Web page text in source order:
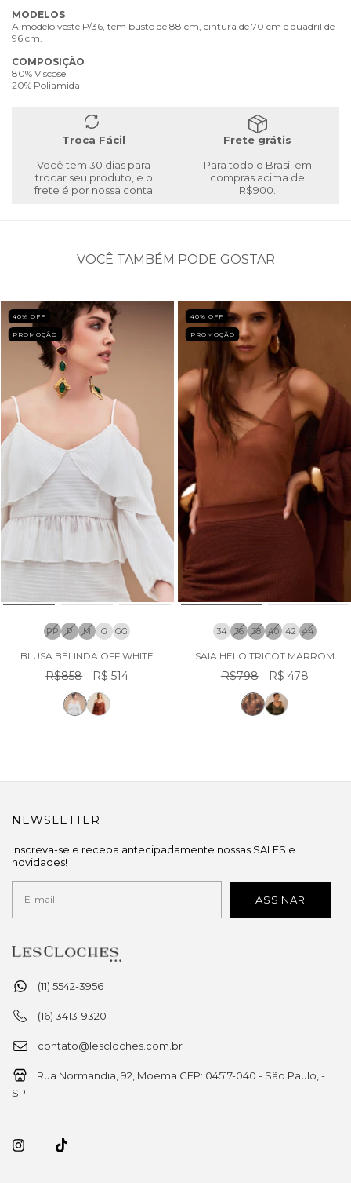
MODELOS
A modelo veste P/36, tem busto de 88 cm, cintura de 70 cm e quadril de
96 cm.
COMPOSIÇÃO
80% Viscose
20% Poliamida
Troca Fácil
Você tem 30 dias para
trocar seu produto, e o
frete é por nossa conta
Frete grátis
Para todo o Brasil em
compras acima de
R$900.
VOCÊ TAMBÉM PODE GOSTAR
40% OFF
PROMOÇÃO
PP P M G GG
BLUSA BELINDA OFF WHITE
R$858 R$ 514
40% OFF
PROMOÇÃO
34 36 38 40 42 44
SAIA HELO TRICOT MARROM
R$798 R$ 478
(11) 5542-3956
(16) 3413-9320
contato@lescloches.com.br
Rua Normandia, 92, Moema CEP: 04517-040 - São Paulo, -
SP
NEWSLETTER
Inscreva-se e receba antecipadamente nossas SALES e
novidades!